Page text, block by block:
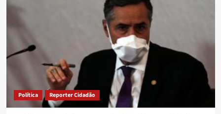
durante
homenagem
prefeito
de
Política Reporter Cidadão